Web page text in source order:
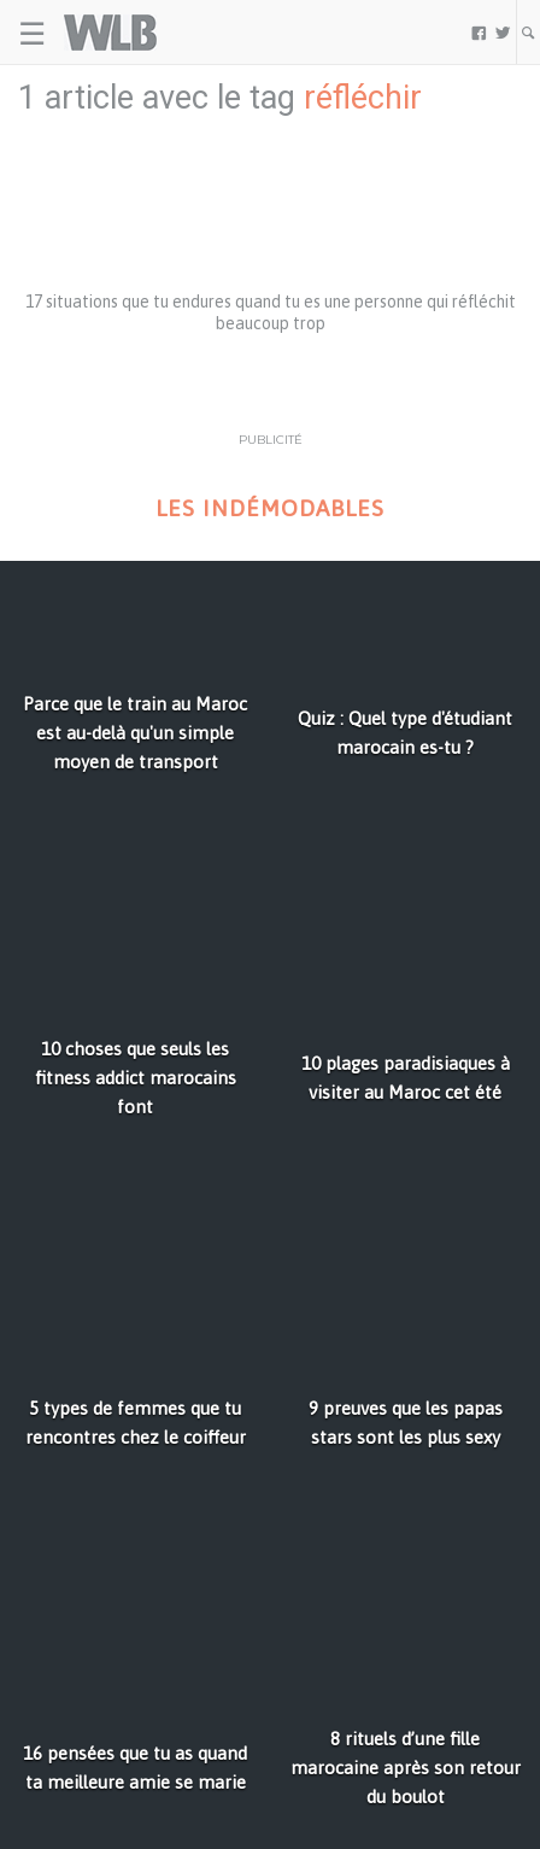
☰  
1 article avec le tag réfléchir
17 situations que tu endures quand tu es une personne qui réfléchit
beaucoup trop
PUBLICITÉ
LES INDÉMODABLES
Parce que le train au Maroc
est au-delà qu'un simple
moyen de transport
Quiz : Quel type d'étudiant
marocain es-tu ?
10 choses que seuls les
fitness addict marocains
font
10 plages paradisiaques à
visiter au Maroc cet été
5 types de femmes que tu
rencontres chez le coiffeur
9 preuves que les papas
stars sont les plus sexy
16 pensées que tu as quand
ta meilleure amie se marie
8 rituels d’une fille
marocaine après son retour
du boulot